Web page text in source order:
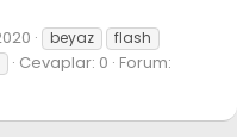
beyaz
flash
Cevaplar: 0 Forum: